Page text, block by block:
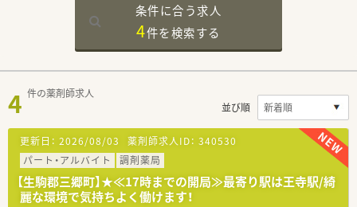
条件に合う求人
4件を検索する
4 件の薬剤師求人
並び順
更新日： 2026/08/03 薬剤師求人ID： 340530
パート・アルバイト
調剤薬局
【生駒郡三郷町】★≪17時までの開局≫最寄り駅は王寺駅/綺
麗な環境で気持ちよく働けます！